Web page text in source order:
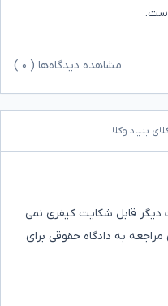
مشاهده دیدگاه‌ها ( ۰
بنیاد وکلا
قابل شکایت کیفری نمی
به دادگاه حقوقی برای